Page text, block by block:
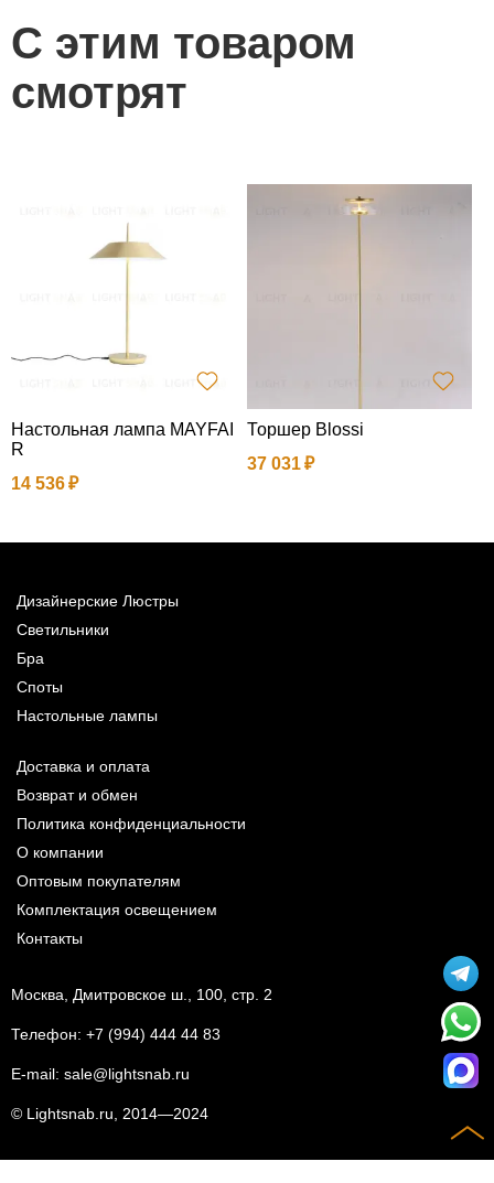
С этим товаром
смотрят
Настольная лампа MAYFAI
R
14 536
Торшер Blossi
37 031
Дизайнерские Люстры
Светильники
Бра
Споты
Настольные лампы
Доставка и оплата
Возврат и обмен
Политика конфиденциальности
О компании
Оптовым покупателям
Комплектация освещением
Контакты
Москва, Дмитровское ш., 100, стр. 2
Телефон: +7 (994) 444 44 83
E-mail: sale@lightsnab.ru
© Lightsnab.ru, 2014—2024